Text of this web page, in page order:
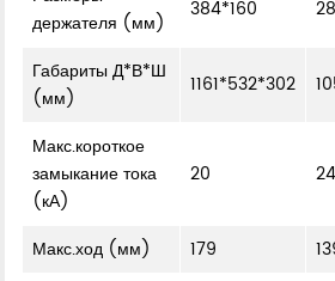
держателя (мм)
384*160
Габариты Д*В*Ш
(мм)
1161*532*302
Макс.короткое
замыкание тока
(кА)
20 24
Макс.ход (мм) 179